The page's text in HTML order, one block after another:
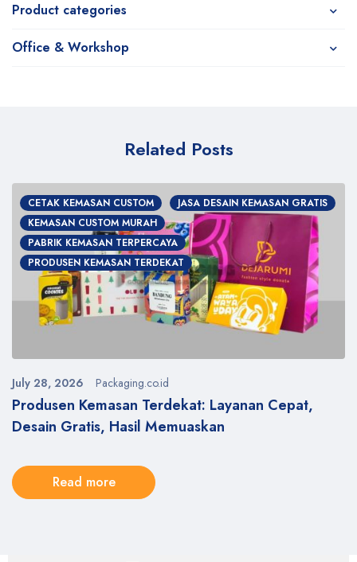
Product categories
Office & Workshop
Related Posts
CETAK KEMASAN CUSTOM
JASA DESAIN KEMASAN GRATIS
KEMASAN CUSTOM MURAH
PABRIK KEMASAN TERPERCAYA
PRODUSEN KEMASAN TERDEKAT
Produsen Kemasan Terdekat: Layanan Cepat,
Desain Gratis, Hasil Memuaskan
July 28, 2026 Packaging.co.id
Read more